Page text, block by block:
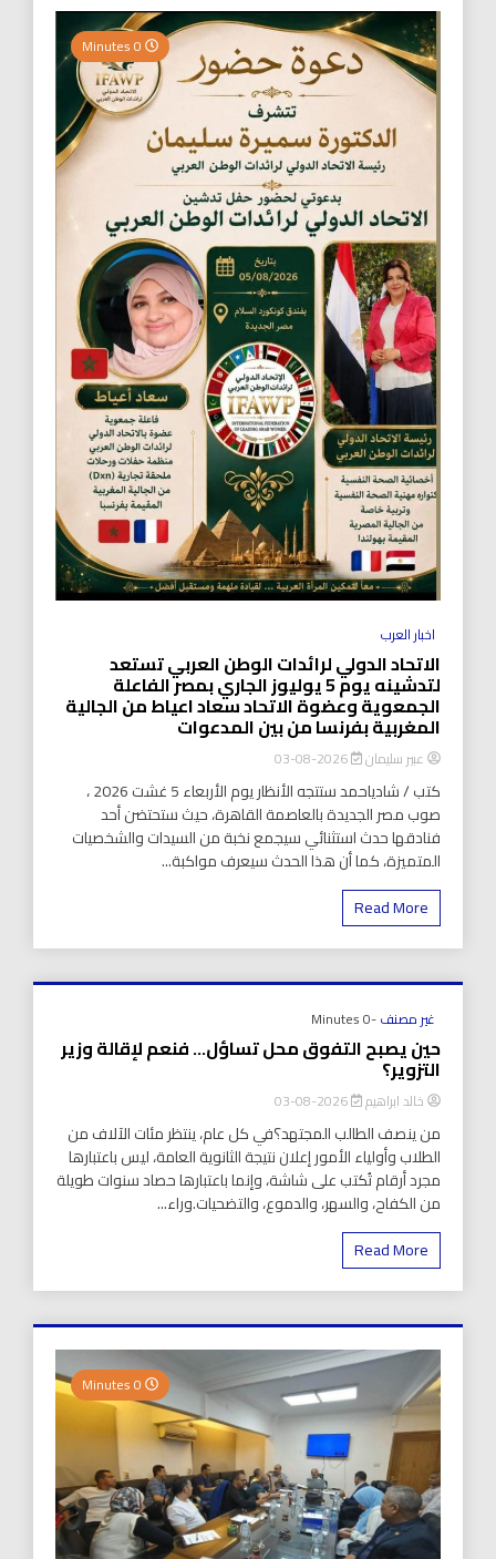
اخبار العرب
الاتحاد الدولي لرائدات الوطن العربي تستعد
لتدشينه يوم 5 يوليوز الجاري بمصر الفاعلة
الجمعوية وعضوة الاتحاد سعاد اعياط من الجالية
المغربية بفرنسا من بين المدعوات
عبير سليمان 2026-08-03
كتب / شادياحمد ستتجه الأنظار يوم الأربعاء 5 غشت 2026 ،
صوب مصر الجديدة بالعاصمة القاهرة، حيث ستحتضن أحد
فنادقها حدث استثنائي سيجمع نخبة من السيدات والشخصيات
المتميزة، كما أن هذا الحدث سيعرف مواكبة...
Read More
غير مصنف-0 Minutes
حين يصبح التفوق محل تساؤل… فنعم لإقالة وزير
التزوير؟
خالد ابراهيم 2026-08-03
من ينصف الطالب المجتهد؟في كل عام، ينتظر مئات الآلاف من
الطلاب وأولياء الأمور إعلان نتيجة الثانوية العامة، ليس باعتبارها
مجرد أرقام تُكتب على شاشة، وإنما باعتبارها حصاد سنوات طويلة
من الكفاح، والسهر، والدموع، والتضحيات.وراء...
Read More